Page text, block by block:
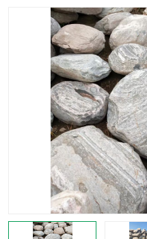
门牌石
黄蜡石
人物雕塑
石雕狮子